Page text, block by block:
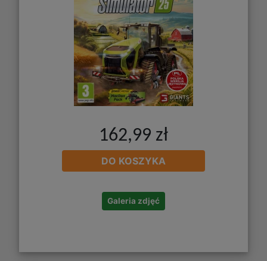
162,99 zł
DO KOSZYKA
Galeria zdjęć